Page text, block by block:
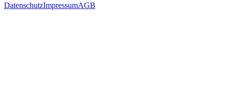
DatenschutzImpressumAGB